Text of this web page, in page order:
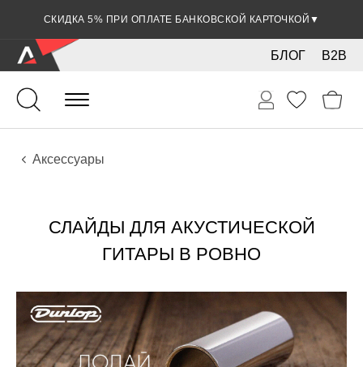
СКИДКА 5% ПРИ ОПЛАТЕ БАНКОВСКОЙ КАРТОЧКОЙ ▼
B2B
БЛОГ
Гитары
Акустические инструменты
Аксессуары
СЛАЙДЫ ДЛЯ АКУСТИЧЕСКОЙ
ГИТАРЫ В РОВНО